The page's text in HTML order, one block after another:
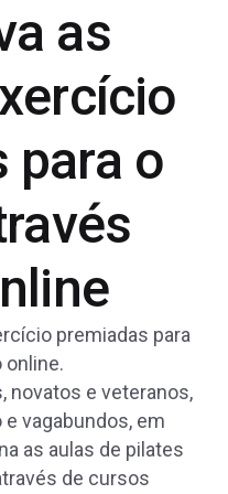
as
para o
premiadas para
online.
novatos e veteranos,
vagabundos, em
as aulas de pilates
de cursos